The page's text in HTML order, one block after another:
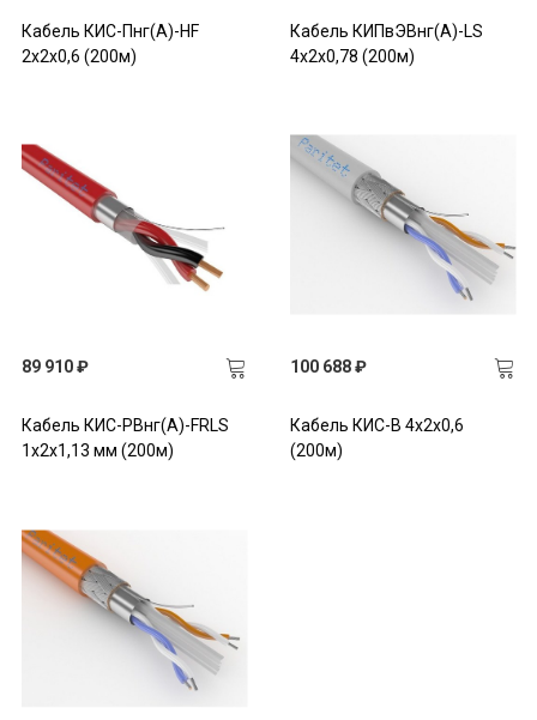
Кабель КИС-Пнг(А)-HF
2х2х0,6 (200м)
Кабель КИПвЭВнг(А)-LS
4х2х0,78 (200м)
89 910 ₽
Кабель КИС-РВнг(А)-FRLS
1х2х1,13 мм (200м)
100 688 ₽
Кабель КИС-В 4х2х0,6
(200м)